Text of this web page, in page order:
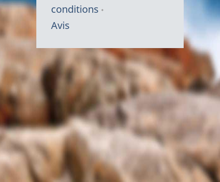
conditions
Avis
Symbole
du
Canada